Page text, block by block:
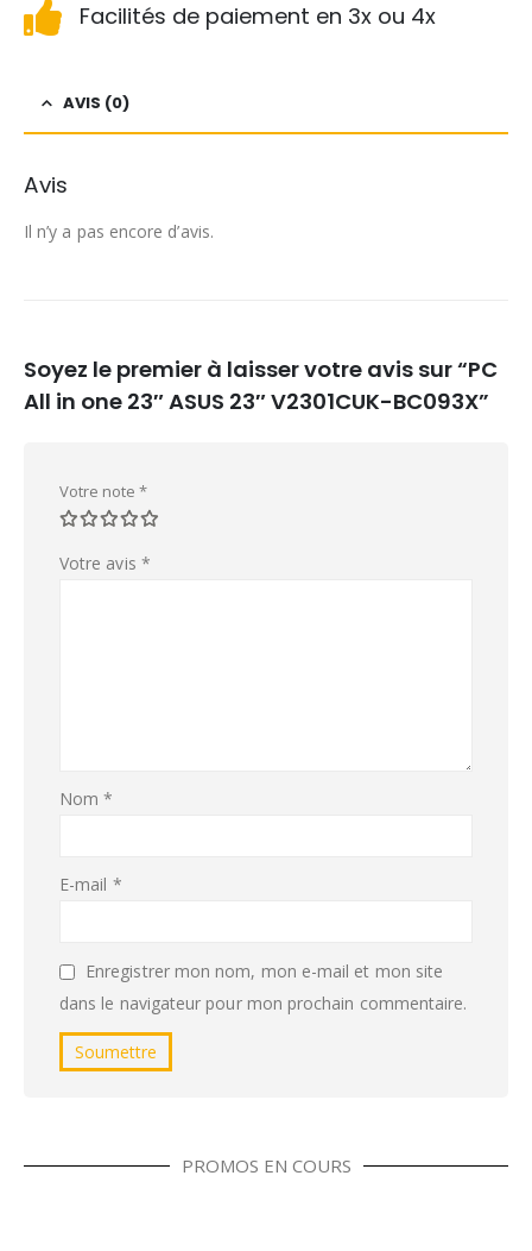
Facilités de paiement en 3x ou 4x
AVIS (0)
Avis
Il n’y a pas encore d’avis.
Soyez le premier à laisser votre avis sur “PC
All in one 23″ ASUS 23″ V2301CUK-BC093X”
Votre note *
Votre avis *
Nom*
E-mail *
Enregistrer mon nom, mon e-mail et mon site
dans le navigateur pour mon prochain commentaire.
PROMOS EN COURS